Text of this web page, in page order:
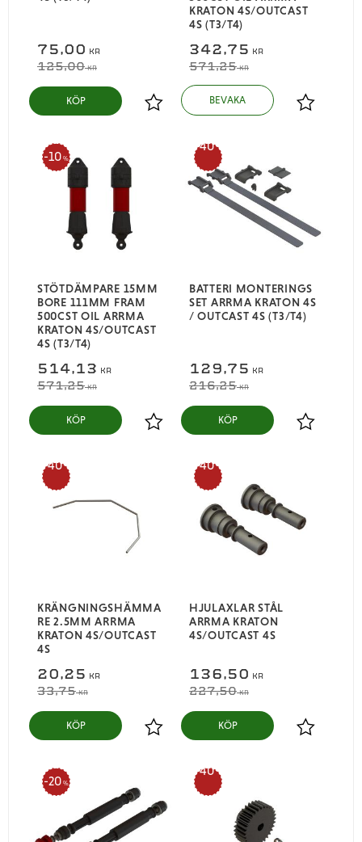
75,00 KR
125,00KR
Lägg till i favoriter
KÖP
KRATON 4S/OUTCAST
4S (T3/T4)
342,75 KR
571,25KR
Lägg till i
STÖTDÄMPARE 15MM
BORE 111MM FRAM
500CST OIL ARRMA
KRATON 4S/OUTCAST
4S (T3/T4)
514,13 KR
571,25KR
10 %
Lägg till i favoriter
KÖP
BATTERI MONTERINGS
SET ARRMA KRATON 4S
/ OUTCAST 4S (T3/T4)
129,75 KR
216,25KR
40
%
Lägg till i
KÖP
KRÄNGNINGSHÄMMA
RE 2.5MM ARRMA
KRATON 4S/OUTCAST
4S
20,25 KR
33,75KR
40
%
Lägg till i favoriter
KÖP
HJULAXLAR STÅL
ARRMA KRATON
4S/OUTCAST 4S
136,50 KR
227,50KR
40
%
Lägg till i
KÖP
20 %
40
%